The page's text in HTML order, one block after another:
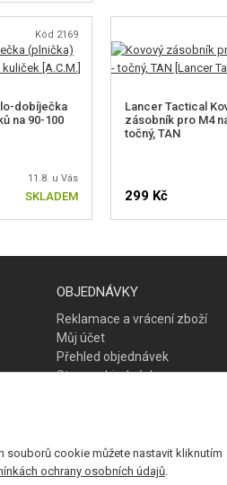
Kód 2169
dobíječka
na 90-100
11.8. u Vás
SKLADEM
Lancer Tactical
zásobník pro M4
točný, TAN
299 Kč
OBJEDNÁVKY
Reklamace a vrácení zboží
Můj účet
Přehled objednávek
Storno objednávky
souborů cookie můžete nastavit kliknutím
ochrany osobních údajů.